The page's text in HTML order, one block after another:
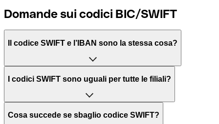
Domande sui codici BIC/SWIFT
Il codice SWIFT e l’IBAN sono la stessa cosa?
L'acronimo SWIFT sta per “Society for Worldwide
per l’elaborazione dei pagamenti tra diversi Paesi.
I codici SWIFT sono uguali per tutte le filiali?
Dipende dalle banche. In alcuni casi le banche utilizzano
Cosa succede se sbaglio codice SWIFT?